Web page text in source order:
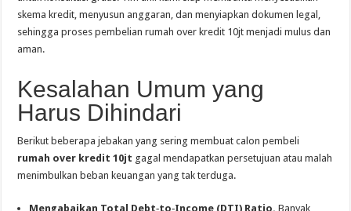
skema kredit, menyusun anggaran, dan menyiapkan dokumen legal,
sehingga proses pembelian rumah over kredit 10jt menjadi mulus dan
aman.
Kesalahan Umum yang
Harus Dihindari
Berikut beberapa jebakan yang sering membuat calon pembeli
rumah over kredit 10jt gagal mendapatkan persetujuan atau malah
menimbulkan beban keuangan yang tak terduga.
Mengabaikan Total Debt‑to‑Income (DTI) Ratio. Banyak